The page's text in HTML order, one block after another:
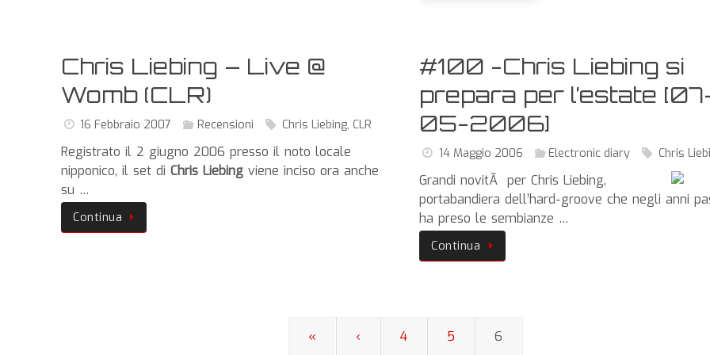
Chris Liebing – Live @
Womb (CLR)
16 Febbraio 2007 Recensioni Chris Liebing, CLR
Registrato il 2 giugno 2006 presso il noto locale
nipponico, il set di Chris Liebing viene inciso ora anche
su …
Continua
#100 -Chris Liebing si
prepara per l’estate
05-2006]
14 Maggio 2006 Electronic diary Chris
Grandi novitÃ per Chris Liebing,
portabandiera dell’hard-groove che negli anni
ha preso le sembianze …
Continua
« ‹ 4 5 6